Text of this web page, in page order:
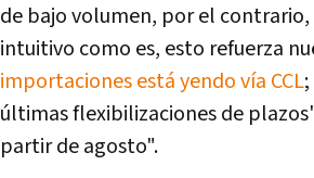
de bajo volumen, por el
intuitivo como es, esto refuerza
importaciones está yendo vía CCL
últimas flexibilizaciones de
partir de agosto".